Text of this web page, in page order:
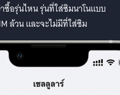
ซื้อรุ่นไหน รุ่นที่ใส่ซิมนาโนแบบ
ล้วน และจะไม่มีที่ใส่ซิม